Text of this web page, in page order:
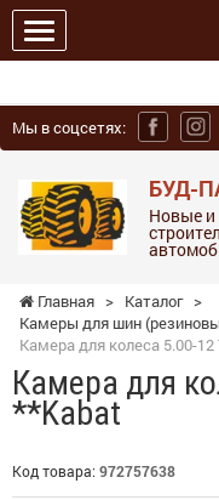
Мы в соцсетях:
БУД-
Новые и
Главная > Каталог >
Камеры для шин
Камера для колеса 5.00-
Камера для
**Kabat
Код товара: 972757638